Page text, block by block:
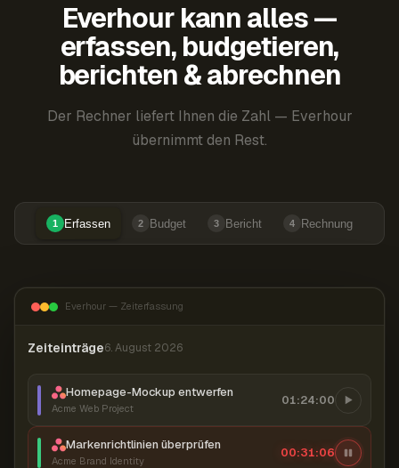
Everhour kann alles —
erfassen, budgetieren,
berichten & abrechnen
Der Rechner liefert Ihnen die Zahl — Everhour
übernimmt den Rest.
1 Erfassen 2 Budget 3 Bericht 4 Rechnung
Everhour — Zeiterfassung
Zeiteinträge6. August 2026
Homepage-Mockup entwerfen
Acme Web Project
01:24:00
Markenrichtlinien überprüfen
Acme Brand Identity
00:31:07